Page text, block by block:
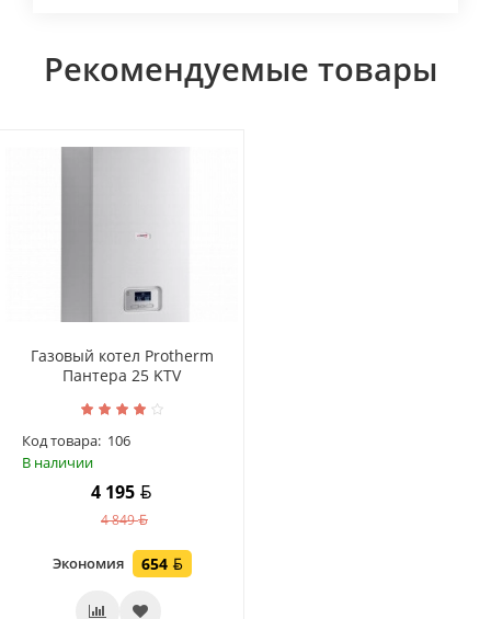
Рекомендуемые товары
Газовый котел Protherm
Пантера 25 KTV
Код товара: 106
В наличии
4 195
4 849
Экономия 654